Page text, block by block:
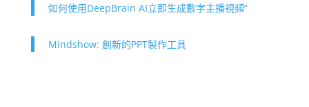
如何使用DeepBrain AI立即生成數字主播視頻”
Mindshow: 創新的PPT製作工具